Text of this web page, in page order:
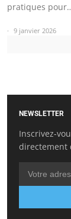
pratiques
9 janvier 2026
NEWSLETTER
Inscrivez-
directement